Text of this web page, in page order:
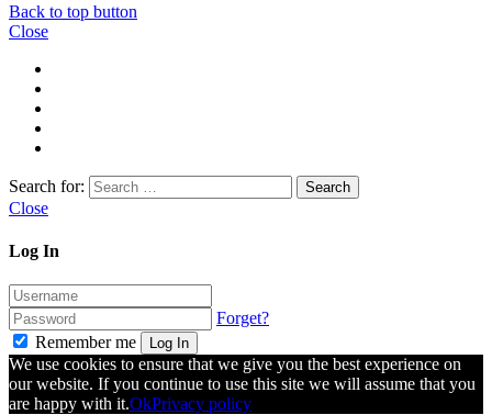
Back to top button
Close
Search for:
Close
Log In
Forget?
Remember me
Log In
We use cookies to ensure that we give you the best experience on
our website. If you continue to use this site we will assume that you
are happy with it.OkPrivacy policy